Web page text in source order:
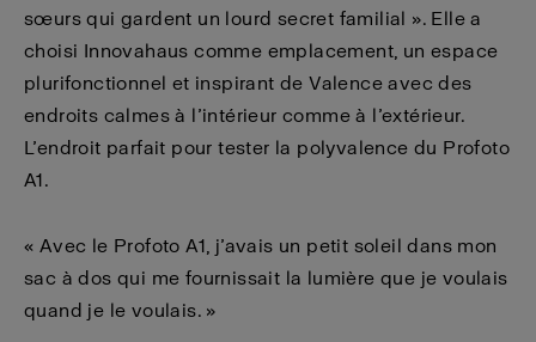
sœurs qui gardent un lourd secret familial ». Elle a
choisi Innovahaus comme emplacement, un espace
plurifonctionnel et inspirant de Valence avec des
endroits calmes à l’intérieur comme à l’extérieur.
L’endroit parfait pour tester la polyvalence du Profoto
A1.
« Avec le Profoto A1, j’avais un petit soleil dans mon
sac à dos qui me fournissait la lumière que je voulais
quand je le voulais. »